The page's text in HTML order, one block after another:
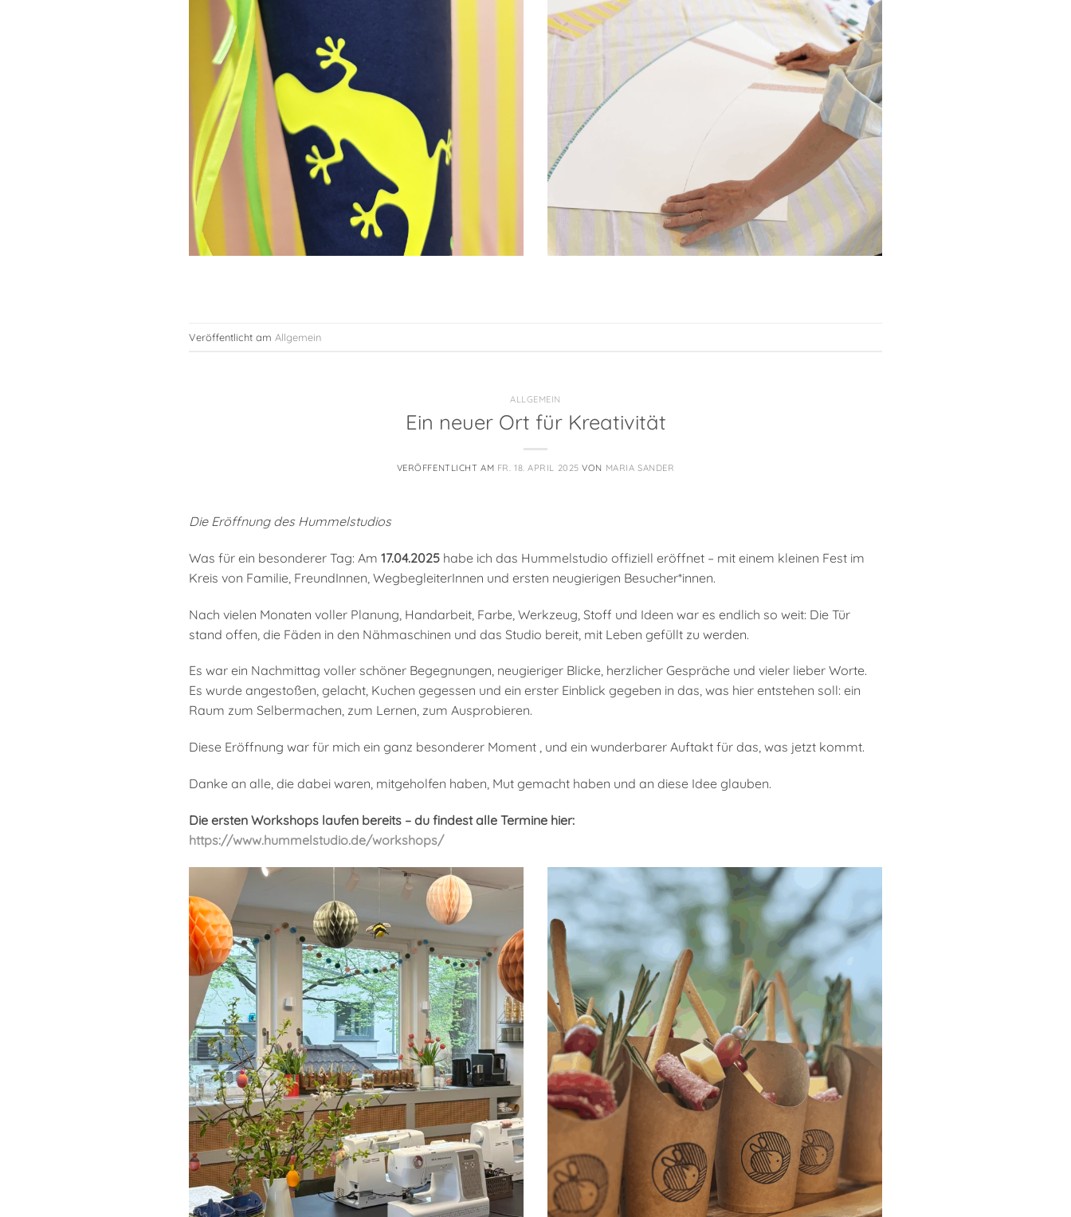
Veröffentlicht am Allgemein
ALLGEMEIN
Ein neuer Ort für Kreativität
VERÖFFENTLICHT AM FR. 18. APRIL 2025 VON MARIA SANDER
Die Eröffnung des Hummelstudios
Was für ein besonderer Tag: Am 17.04.2025 habe ich das Hummelstudio offiziell eröffnet – mit einem kleinen Fest im
Kreis von Familie, FreundInnen, WegbegleiterInnen und ersten neugierigen Besucher*innen.
Nach vielen Monaten voller Planung, Handarbeit, Farbe, Werkzeug, Stoff und Ideen war es endlich so weit: Die Tür
stand offen, die Fäden in den Nähmaschinen und das Studio bereit, mit Leben gefüllt zu werden.
Es war ein Nachmittag voller schöner Begegnungen, neugieriger Blicke, herzlicher Gespräche und vieler lieber Worte.
Es wurde angestoßen, gelacht, Kuchen gegessen und ein erster Einblick gegeben in das, was hier entstehen soll: ein
Raum zum Selbermachen, zum Lernen, zum Ausprobieren.
Diese Eröffnung war für mich ein ganz besonderer Moment , und ein wunderbarer Auftakt für das, was jetzt kommt.
Danke an alle, die dabei waren, mitgeholfen haben, Mut gemacht haben und an diese Idee glauben.
Die ersten Workshops laufen bereits – du findest alle Termine hier:
https://www.hummelstudio.de/workshops/